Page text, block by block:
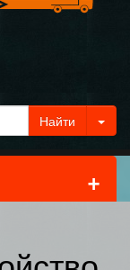
+